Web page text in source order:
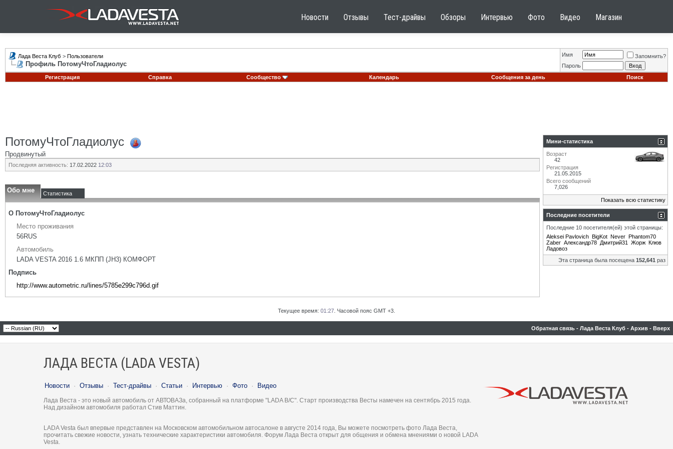
Новости Отзывы Тест-драйвы Обзоры Интервью Фото Видео Магазин
Лада Веста Клуб > Пользователи
Профиль ПотомуЧтоГладиолус
Имя
Запомнить?
Пароль
Регистрация
Справка Сообщество Календарь Сообщения за день Поиск
ПотомуЧтоГладиолус
Продвинутый
Последняя активность: 17.02.2022 12:03
Обо мне Статистика
О ПотомуЧтоГладиолус
Место проживания
56RUS
Автомобиль
LADA VESTA 2016 1.6 МКПП (JH3) КОМФОРТ
Подпись
http://www.autometric.ru/lines/5785e299c796d.gif
Мини-статистика
Возраст
42
Регистрация
21.05.2015
Всего сообщений
7,026
Показать всю статистику
Последние посетители
Последние 10 посетителя(ей) этой страницы:
Aleksei Pavlovich BigKot Never Phantom70
Zaber Александр78 Дмитрий31 Жорж Клюв
Ладовоз
Эта страница была посещена 152,641 раз
Текущее время: 01:27 . Часовой пояс GMT +3.
Обратная связь - Лада Веста Клуб - Архив - Вверх
ЛАДА ВЕСТА (LADA VESTA)
Новости · Отзывы · Тест-драйвы · Статьи · Интервью · Фото · Видео
Лада Веста - это новый автомобиль от АВТОВАЗа, собранный на платформе "LADA B/C". Старт производства Весты намечен на сентябрь 2015 года.
Над дизайном автомобиля работал Стив Маттин.
LADA Vesta был впервые представлен на Московском автомобильном автосалоне в августе 2014 года, Вы можете посмотреть фото Лада Веста,
прочитать свежие новости, узнать технические характеристики автомобиля. Форум Лада Веста открыт для общения и обмена мнениями о новой LADA
Vesta.